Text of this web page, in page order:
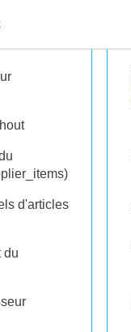
d'articles
du